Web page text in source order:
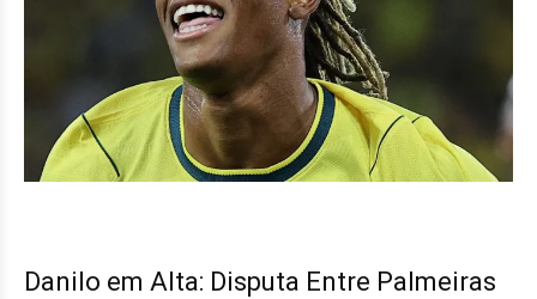
Danilo em Alta: Disputa Entre Palmeiras